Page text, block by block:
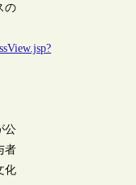
の
公
者
化